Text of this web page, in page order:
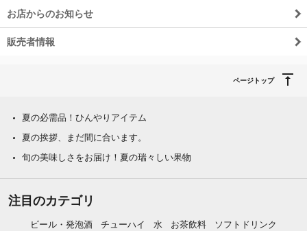
お店からのお知らせ
販売者情報
ページトップ
夏の必需品！ひんやりアイテム
夏の挨拶、まだ間に合います。
旬の美味しさをお届け！夏の瑞々しい果物
注目のカテゴリ
ビール・発泡酒 チューハイ 水 お茶飲料 ソフトドリンク